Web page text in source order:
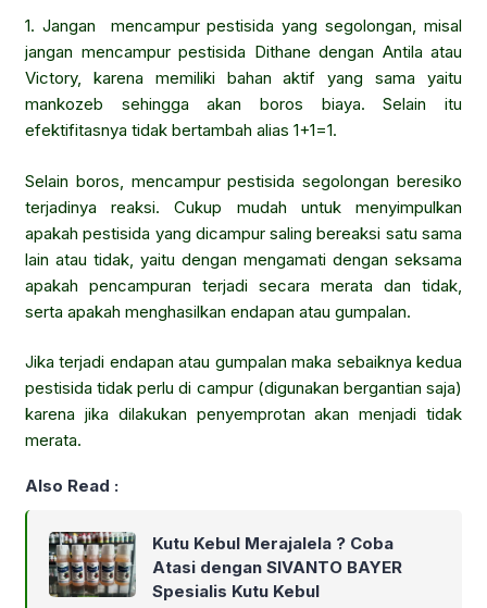
1. Jangan mencampur pestisida yang segolongan, misal
jangan mencampur pestisida Dithane dengan Antila atau
Victory, karena memiliki bahan aktif yang sama yaitu
mankozeb sehingga akan boros biaya. Selain itu
efektifitasnya tidak bertambah alias 1+1=1.
Selain boros, mencampur pestisida segolongan beresiko
terjadinya reaksi. Cukup mudah untuk menyimpulkan
apakah pestisida yang dicampur saling bereaksi satu sama
lain atau tidak, yaitu dengan mengamati dengan seksama
apakah pencampuran terjadi secara merata dan tidak,
serta apakah menghasilkan endapan atau gumpalan.
Jika terjadi endapan atau gumpalan maka sebaiknya kedua
pestisida tidak perlu di campur (digunakan bergantian saja)
karena jika dilakukan penyemprotan akan menjadi tidak
merata.
Also Read :
Kutu Kebul Merajalela ? Coba
Atasi dengan SIVANTO BAYER
Spesialis Kutu Kebul